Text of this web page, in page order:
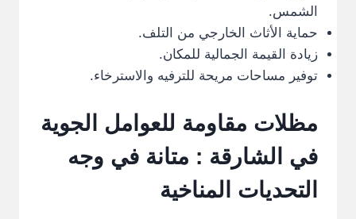
الشمس.
حماية الأثاث الخارجي من التلف.
زيادة القيمة الجمالية للمكان.
توفير مساحات مريحة للترفيه والاسترخاء.
مظلات مقاومة للعوامل الجوية
في الشارقة : متانة في وجه
التحديات المناخية